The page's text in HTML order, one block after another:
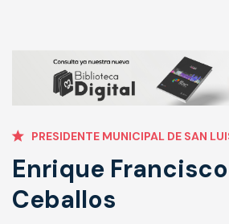
PRESIDENTE MUNICIPAL DE SAN
Enrique
Ceballos